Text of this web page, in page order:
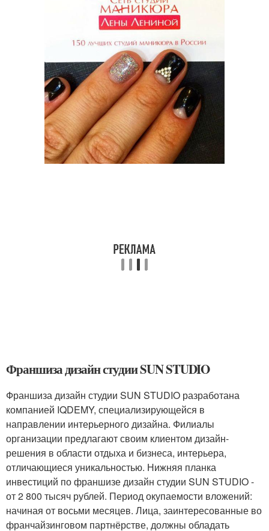
Франшиза дизайн студии SUN STUDIO
Франшиза дизайн студии SUN STUDIO разработана
компанией IQDEMY, специализирующейся в
направлении интерьерного дизайна. Филиалы
организации предлагают своим клиентом дизайн-
решения в области отдыха и бизнеса, интерьера,
отличающиеся уникальностью. Нижняя планка
инвестиций по франшизе дизайн студии SUN STUDIO -
от 2 800 тысяч рублей. Период окупаемости вложений:
начиная от восьми месяцев. Лица, заинтересованные во
франчайзинговом партнёрстве, должны обладать